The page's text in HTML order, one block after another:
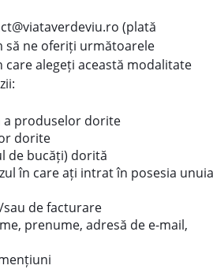
(plată
să ne oferiți următoarele
care alegeți această modalitate
a produselor dorite
dorite
de bucăți) dorită
în care ați intrat în posesia unuia
de facturare
prenume, adresă de e-mail,